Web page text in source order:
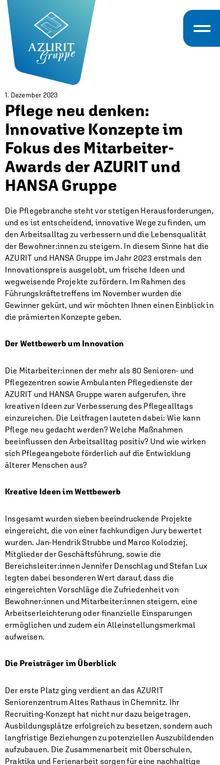
1. Dezember 2023
Pflege neu denken:
Innovative Konzepte im
Fokus des Mitarbeiter-
Awards der AZURIT und
HANSA Gruppe
Die Pflegebranche steht vor stetigen Herausforderungen,
und es ist entscheidend, innovative Wege zu finden, um
den Arbeitsalltag zu verbessern und die Lebensqualität
der Bewohner:innen zu steigern. In diesem Sinne hat die
AZURIT und HANSA Gruppe im Jahr 2023 erstmals den
Innovationspreis ausgelobt, um frische Ideen und
wegweisende Projekte zu fördern. Im Rahmen des
Führungskräftetreffens im November wurden die
Gewinner gekürt, und wir möchten Ihnen einen Einblick in
die prämierten Konzepte geben.
Der Wettbewerb um Innovation
Die Mitarbeiter:innen der mehr als 80 Senioren- und
Pflegezentren sowie Ambulanten Pflegedienste der
AZURIT und HANSA Gruppe waren aufgerufen, ihre
kreativen Ideen zur Verbesserung des Pflegealltags
einzureichen. Die Leitfragen lauteten dabei: Wie kann
Pflege neu gedacht werden? Welche Maßnahmen
beeinflussen den Arbeitsalltag positiv? Und wie wirken
sich Pflege­angebote förderlich auf die Entwicklung
älterer Menschen aus?
Kreative Ideen im Wettbewerb
Insgesamt wurden sieben beeindruckende Projekte
eingereicht, die von einer fachkundigen Jury bewertet
wurden. Jan-Hendrik Strubbe und Marco Kolodziej,
Mitglieder der Geschäftsführung, sowie die
Bereichsleiter:innen Jennifer Denschlag und Stefan Lux
legten dabei besonderen Wert darauf, dass die
eingereichten Vorschläge die Zufriedenheit von
Bewohner:innen und Mitarbeiter:innen steigern, eine
Arbeitserleichterung oder finanzielle Einsparungen
ermöglichen und zudem ein Alleinstellungsmerkmal
aufweisen.
Die Preisträger im Überblick
Der erste Platz ging verdient an das AZURIT
Seniorenzentrum Altes Rathaus in Chemnitz. Ihr
Recruiting-Konzept hat nicht nur dazu beigetragen,
Ausbildungsplätze erfolgreich zu besetzen, sondern auch
langfristige Beziehungen zu potenziellen Auszubildenden
aufzubauen. Die Zusammenarbeit mit Oberschulen,
Praktika und Ferienarbeit sorgen für eine nachhaltige